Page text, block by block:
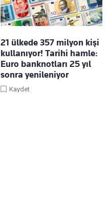
21 ülkede 357 milyon kişi
kullanıyor! Tarihi hamle:
Euro banknotları 25 yıl
sonra yenileniyor
Kaydet